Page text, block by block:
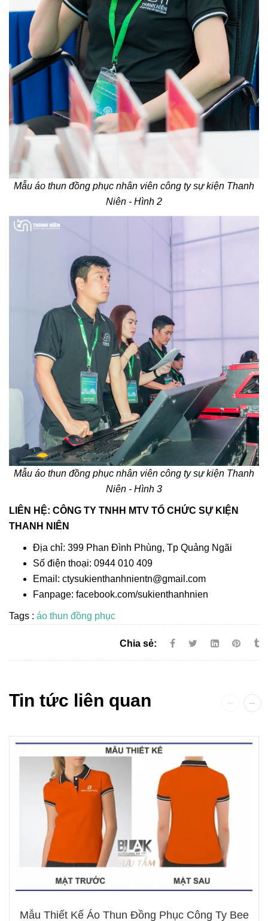
Mẫu áo thun đồng phục nhân viên công ty sự kiện Thanh
Niên - Hình 2
Mẫu áo thun đồng phục nhân viên công ty sự kiện Thanh
Niên - Hình 3
LIÊN HỆ: CÔNG TY TNHH MTV TỔ CHỨC SỰ KIỆN
THANH NIÊN
Địa chỉ: 399 Phan Đình Phùng, Tp Quảng Ngãi
Số điện thoại: 0944 010 409
Email: ctysukienthanhnientn@gmail.com
Fanpage: facebook.com/sukienthanhnien
Tags : áo thun đồng phục
Chia sẻ:
Tin tức liên quan
Mẫu Thiết Kế Áo Thun Đồng Phục Công Ty Bee